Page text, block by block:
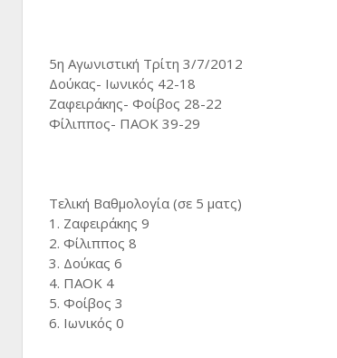
5η Αγωνιστική Τρίτη 3/7/2012
Δούκας- Ιωνικός 42-18
Ζαφειράκης- Φοίβος 28-22
Φίλιππος- ΠΑΟΚ 39-29
Τελική Βαθμολογία (σε 5 ματς)
1. Ζαφειράκης 9
2. Φίλιππος 8
3. Δούκας 6
4. ΠΑΟΚ 4
5. Φοίβος 3
6. Ιωνικός 0